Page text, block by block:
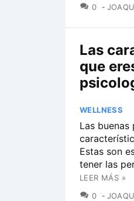
0
Las
que
WELLNESS
Las buenas
Estas son
tener las
LEER MÁS »
0